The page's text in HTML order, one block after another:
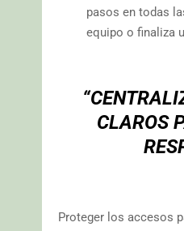
pasos en todas
equipo o finaliza
CLAROS
Proteger los accesos